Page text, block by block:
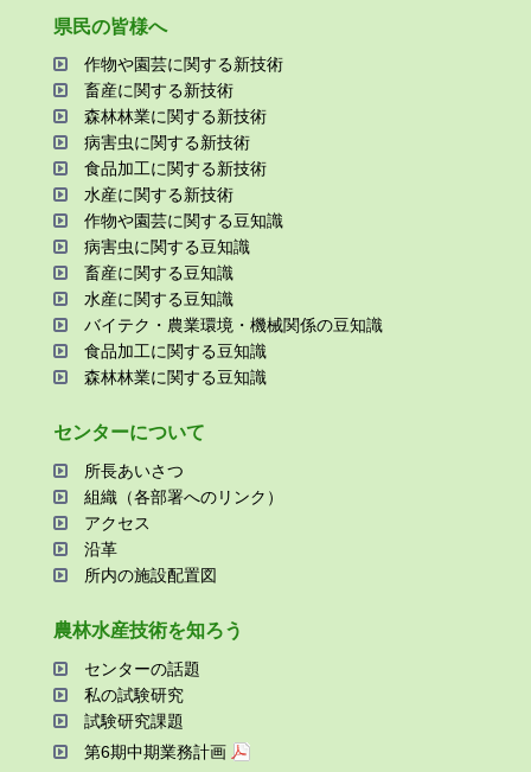
県⺠の皆様へ
作物や園芸に関する新技術
畜産に関する新技術
森林林業に関する新技術
病害⾍に関する新技術
⾷品加⼯に関する新技術
⽔産に関する新技術
作物や園芸に関する⾖知識
病害⾍に関する⾖知識
畜産に関する⾖知識
⽔産に関する⾖知識
バイテク・農業環境・機械関係の⾖知識
⾷品加⼯に関する⾖知識
森林林業に関する⾖知識
センターについて
所⻑あいさつ
組織（各部署へのリンク）
アクセス
沿⾰
所内の施設配置図
農林⽔産技術を知ろう
センターの話題
私の試験研究
試験研究課題
第6期中期業務計画